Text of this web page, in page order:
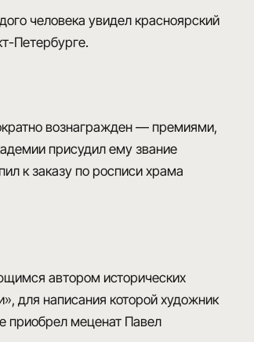
человека увидел красноярский
Петербурге.
вознагражден — премиями,
присудил ему звание
к заказу по росписи храма
автором исторических
, для написания которой художник
приобрел меценат Павел